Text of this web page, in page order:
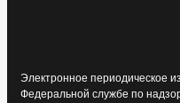
Электронное периодическое
Федеральной службе по